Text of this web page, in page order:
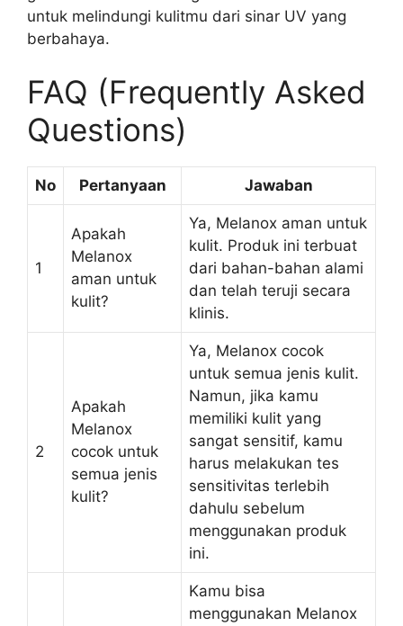
untuk melindungi kulitmu dari sinar UV yang
berbahaya.
FAQ (Frequently Asked
Questions)
No Pertanyaan Jawaban
1
Apakah
Melanox
aman untuk
kulit?
Ya, Melanox aman untuk
kulit. Produk ini terbuat
dari bahan-bahan alami
dan telah teruji secara
klinis.
2
Apakah
Melanox
cocok untuk
semua jenis
kulit?
Ya, Melanox cocok
untuk semua jenis kulit.
Namun, jika kamu
memiliki kulit yang
sangat sensitif, kamu
harus melakukan tes
sensitivitas terlebih
dahulu sebelum
menggunakan produk
ini.
Kamu bisa
menggunakan Melanox